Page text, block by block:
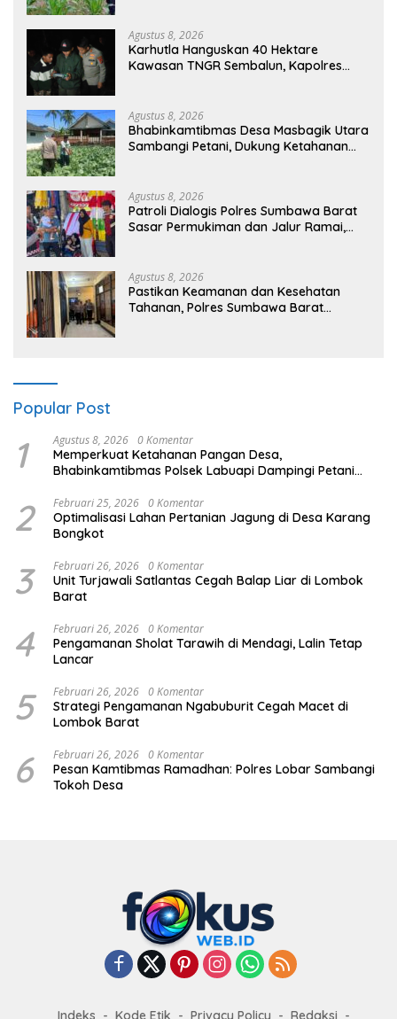
Agustus 8, 2026
Karhutla Hanguskan 40 Hektare
Kawasan TNGR Sembalun, Kapolres
Agustus 8, 2026
Bhabinkamtibmas Desa Masbagik Utara
Sambangi Petani, Dukung Ketahanan
Agustus 8, 2026
Patroli Dialogis Polres Sumbawa Barat
Sasar Permukiman dan Jalur Ramai,
Agustus 8, 2026
Pastikan Keamanan dan Kesehatan
Tahanan, Polres Sumbawa Barat
Popular Post
1 Agustus 8, 2026 0 Komentar
Memperkuat Ketahanan Pangan Desa,
Bhabinkamtibmas Polsek Labuapi Dampingi Petani
2 Februari 25, 2026 0 Komentar
Optimalisasi Lahan Pertanian Jagung di Desa Karang
Bongkot
3 Februari 26, 2026 0 Komentar
Unit Turjawali Satlantas Cegah Balap Liar di Lombok
Barat
4 Februari 26, 2026 0 Komentar
Pengamanan Sholat Tarawih di Mendagi, Lalin Tetap
Lancar
5 Februari 26, 2026 0 Komentar
Strategi Pengamanan Ngabuburit Cegah Macet di
Lombok Barat
6 Februari 26, 2026 0 Komentar
Pesan Kamtibmas Ramadhan: Polres Lobar Sambangi
Tokoh Desa
Indeks Kode Etik Privacy Policy Redaksi